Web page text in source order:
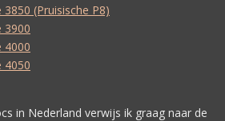
(Pruisische P8)
3900
4000
4050
in Nederland verwijs ik graag naar de